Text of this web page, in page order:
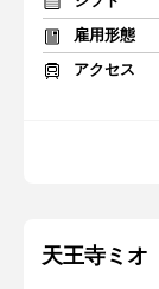
雇用形態
アクセス
天王寺ミオ